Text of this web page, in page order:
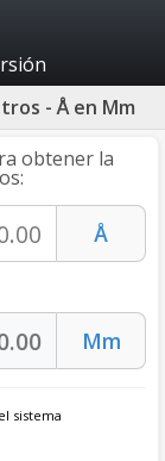
- Å en Mm
obtener la
sistema